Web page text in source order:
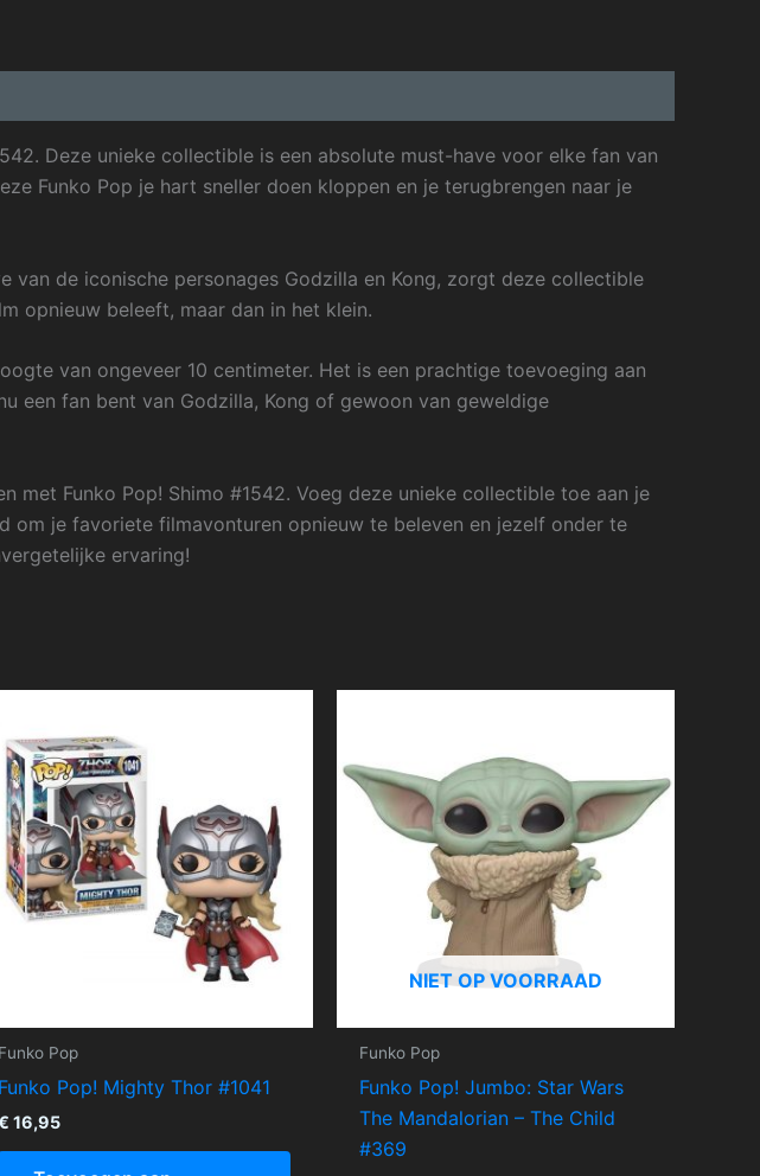
Deze unieke collectible is een absolute must-have voor elke fan van
Funko Pop je hart sneller doen kloppen en je terugbrengen naar je
de iconische personages Godzilla en Kong, zorgt deze collectible
opnieuw beleeft, maar dan in het klein.
van ongeveer 10 centimeter. Het is een prachtige toevoeging aan
een fan bent van Godzilla, Kong of gewoon van geweldige
met Funko Pop! Shimo #1542. Voeg deze unieke collectible toe aan je
om je favoriete filmavonturen opnieuw te beleven en jezelf onder te
ervaring!
Funko Pop
Funko Pop! Mighty Thor #1041
16,95
NIET OP VOORRAAD
Funko Pop
Funko Pop! Jumbo: Star Wars
The Mandalorian – The Child
#369